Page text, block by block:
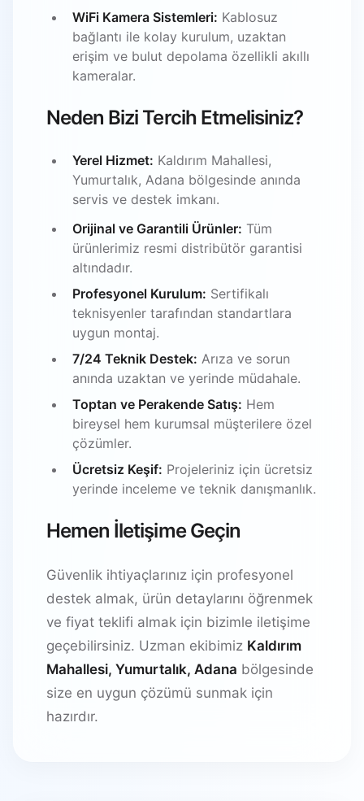
WiFi Kamera Sistemleri: Kablosuz
bağlantı ile kolay kurulum, uzaktan
erişim ve bulut depolama özellikli akıllı
kameralar.
Neden Bizi Tercih Etmelisiniz?
Yerel Hizmet: Kaldırım Mahallesi,
Yumurtalık, Adana bölgesinde anında
servis ve destek imkanı.
Orijinal ve Garantili Ürünler: Tüm
ürünlerimiz resmi distribütör garantisi
altındadır.
Profesyonel Kurulum: Sertifikalı
teknisyenler tarafından standartlara
uygun montaj.
7/24 Teknik Destek: Arıza ve sorun
anında uzaktan ve yerinde müdahale.
Toptan ve Perakende Satış: Hem
bireysel hem kurumsal müşterilere özel
çözümler.
Ücretsiz Keşif: Projeleriniz için ücretsiz
yerinde inceleme ve teknik danışmanlık.
Hemen İletişime Geçin
Güvenlik ihtiyaçlarınız için profesyonel
destek almak, ürün detaylarını öğrenmek
ve fiyat teklifi almak için bizimle iletişime
geçebilirsiniz. Uzman ekibimiz Kaldırım
Mahallesi, Yumurtalık, Adana bölgesinde
size en uygun çözümü sunmak için
hazırdır.